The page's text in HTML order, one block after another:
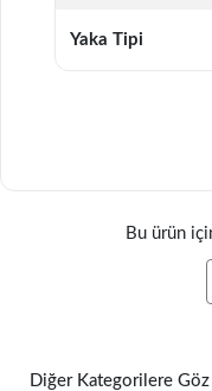
Yaka Tipi
Bu ürün
Diğer Kategorilere Göz